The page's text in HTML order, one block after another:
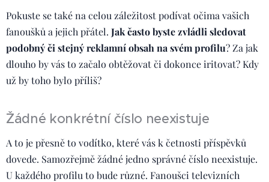
Pokuste se také na celou záležitost podívat očima vašich
fanoušků a jejich přátel. Jak často byste zvládli sledovat
podobný či stejný reklamní obsah na svém profilu? Za jak
dlouho by vás to začalo obtěžovat či dokonce iritovat? Kdy
už by toho bylo příliš?
Žádné konkrétní číslo neexistuje
A to je přesně to vodítko, které vás k četnosti příspěvků
dovede. Samozřejmě žádné jedno správné číslo neexistuje.
U každého profilu to bude různé. Fanoušci televizních